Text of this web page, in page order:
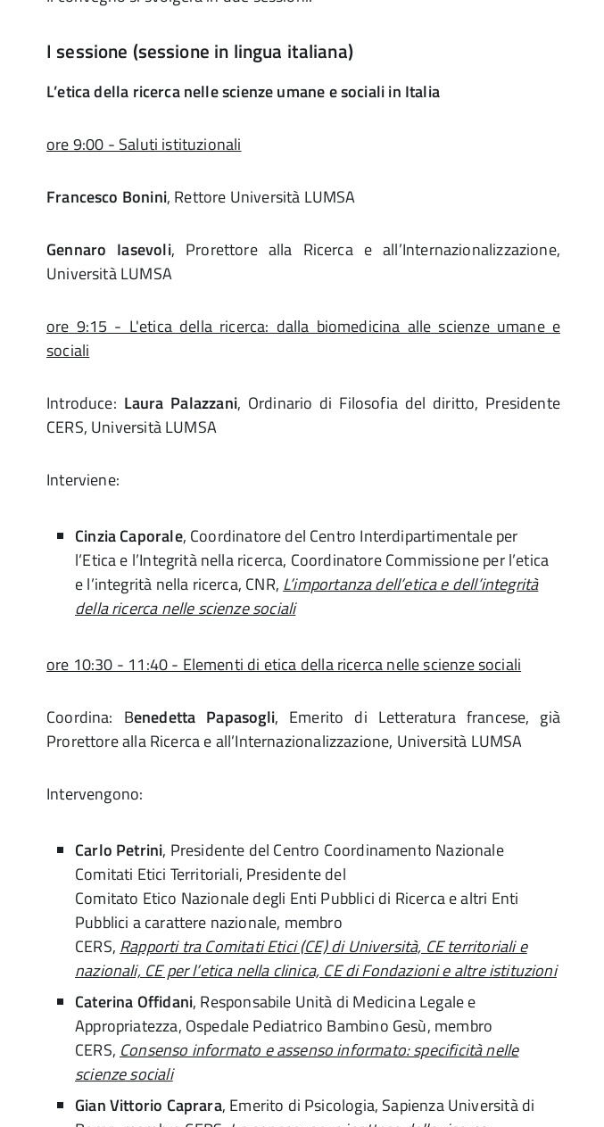
I sessione (sessione in lingua italiana)
L’etica della ricerca nelle scienze umane e sociali in Italia
ore 9:00 - Saluti istituzionali
Francesco Bonini, Rettore Università LUMSA
Gennaro Iasevoli, Prorettore alla Ricerca e all’Internazionalizzazione,
Università LUMSA
ore 9:15 - L'etica della ricerca: dalla biomedicina alle scienze umane e
sociali
Introduce: Laura Palazzani, Ordinario di Filosofia del diritto, Presidente
CERS, Università LUMSA
Interviene:
Cinzia Caporale, Coordinatore del Centro Interdipartimentale per
l’Etica e l’Integrità nella ricerca, Coordinatore Commissione per l’etica
e l’integrità nella ricerca, CNR, L’importanza dell’etica e dell’integrità
della ricerca nelle scienze sociali
ore 10:30 - 11:40 - Elementi di etica della ricerca nelle scienze sociali
Coordina: Benedetta Papasogli, Emerito di Letteratura francese, già
Prorettore alla Ricerca e all’Internazionalizzazione, Università LUMSA
Intervengono:
Carlo Petrini, Presidente del Centro Coordinamento Nazionale
Comitati Etici Territoriali, Presidente del
Comitato Etico Nazionale degli Enti Pubblici di Ricerca e altri Enti
Pubblici a carattere nazionale, membro
CERS, Rapporti tra Comitati Etici (CE) di Università, CE territoriali e
nazionali, CE per l’etica nella clinica, CE di Fondazioni e altre istituzioni
Caterina Offidani, Responsabile Unità di Medicina Legale e
Appropriatezza, Ospedale Pediatrico Bambino Gesù, membro
CERS, Consenso informato e assenso informato: specificità nelle
scienze sociali
Gian Vittorio Caprara, Emerito di Psicologia, Sapienza Università di